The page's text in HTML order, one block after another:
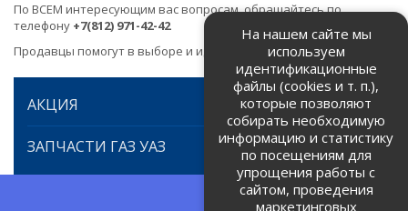
По ВСЕМ интересующим вас вопросам, обращайтесь по
телефону +7(812) 971-42-42
Продавцы помогут в выборе и идентификации товара.
АКЦИЯ
ЗАПЧАСТИ ГАЗ УАЗ
На нашем сайте мы
используем
идентификационные
файлы (cookies и т. п.),
которые позволяют
собирать необходимую
информацию и статистику
по посещениям для
упрощения работы с
сайтом, проведения
маркетинговых